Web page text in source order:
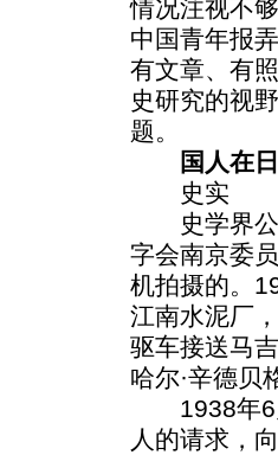
情况注视不
中国青年报
有文章、有
史研究的视
题。
国人在
史实
史学界公
字会南京委
机拍摄的。
江南水泥厂
驱车接送马
哈尔·辛德贝
1938年6月
人的请求，